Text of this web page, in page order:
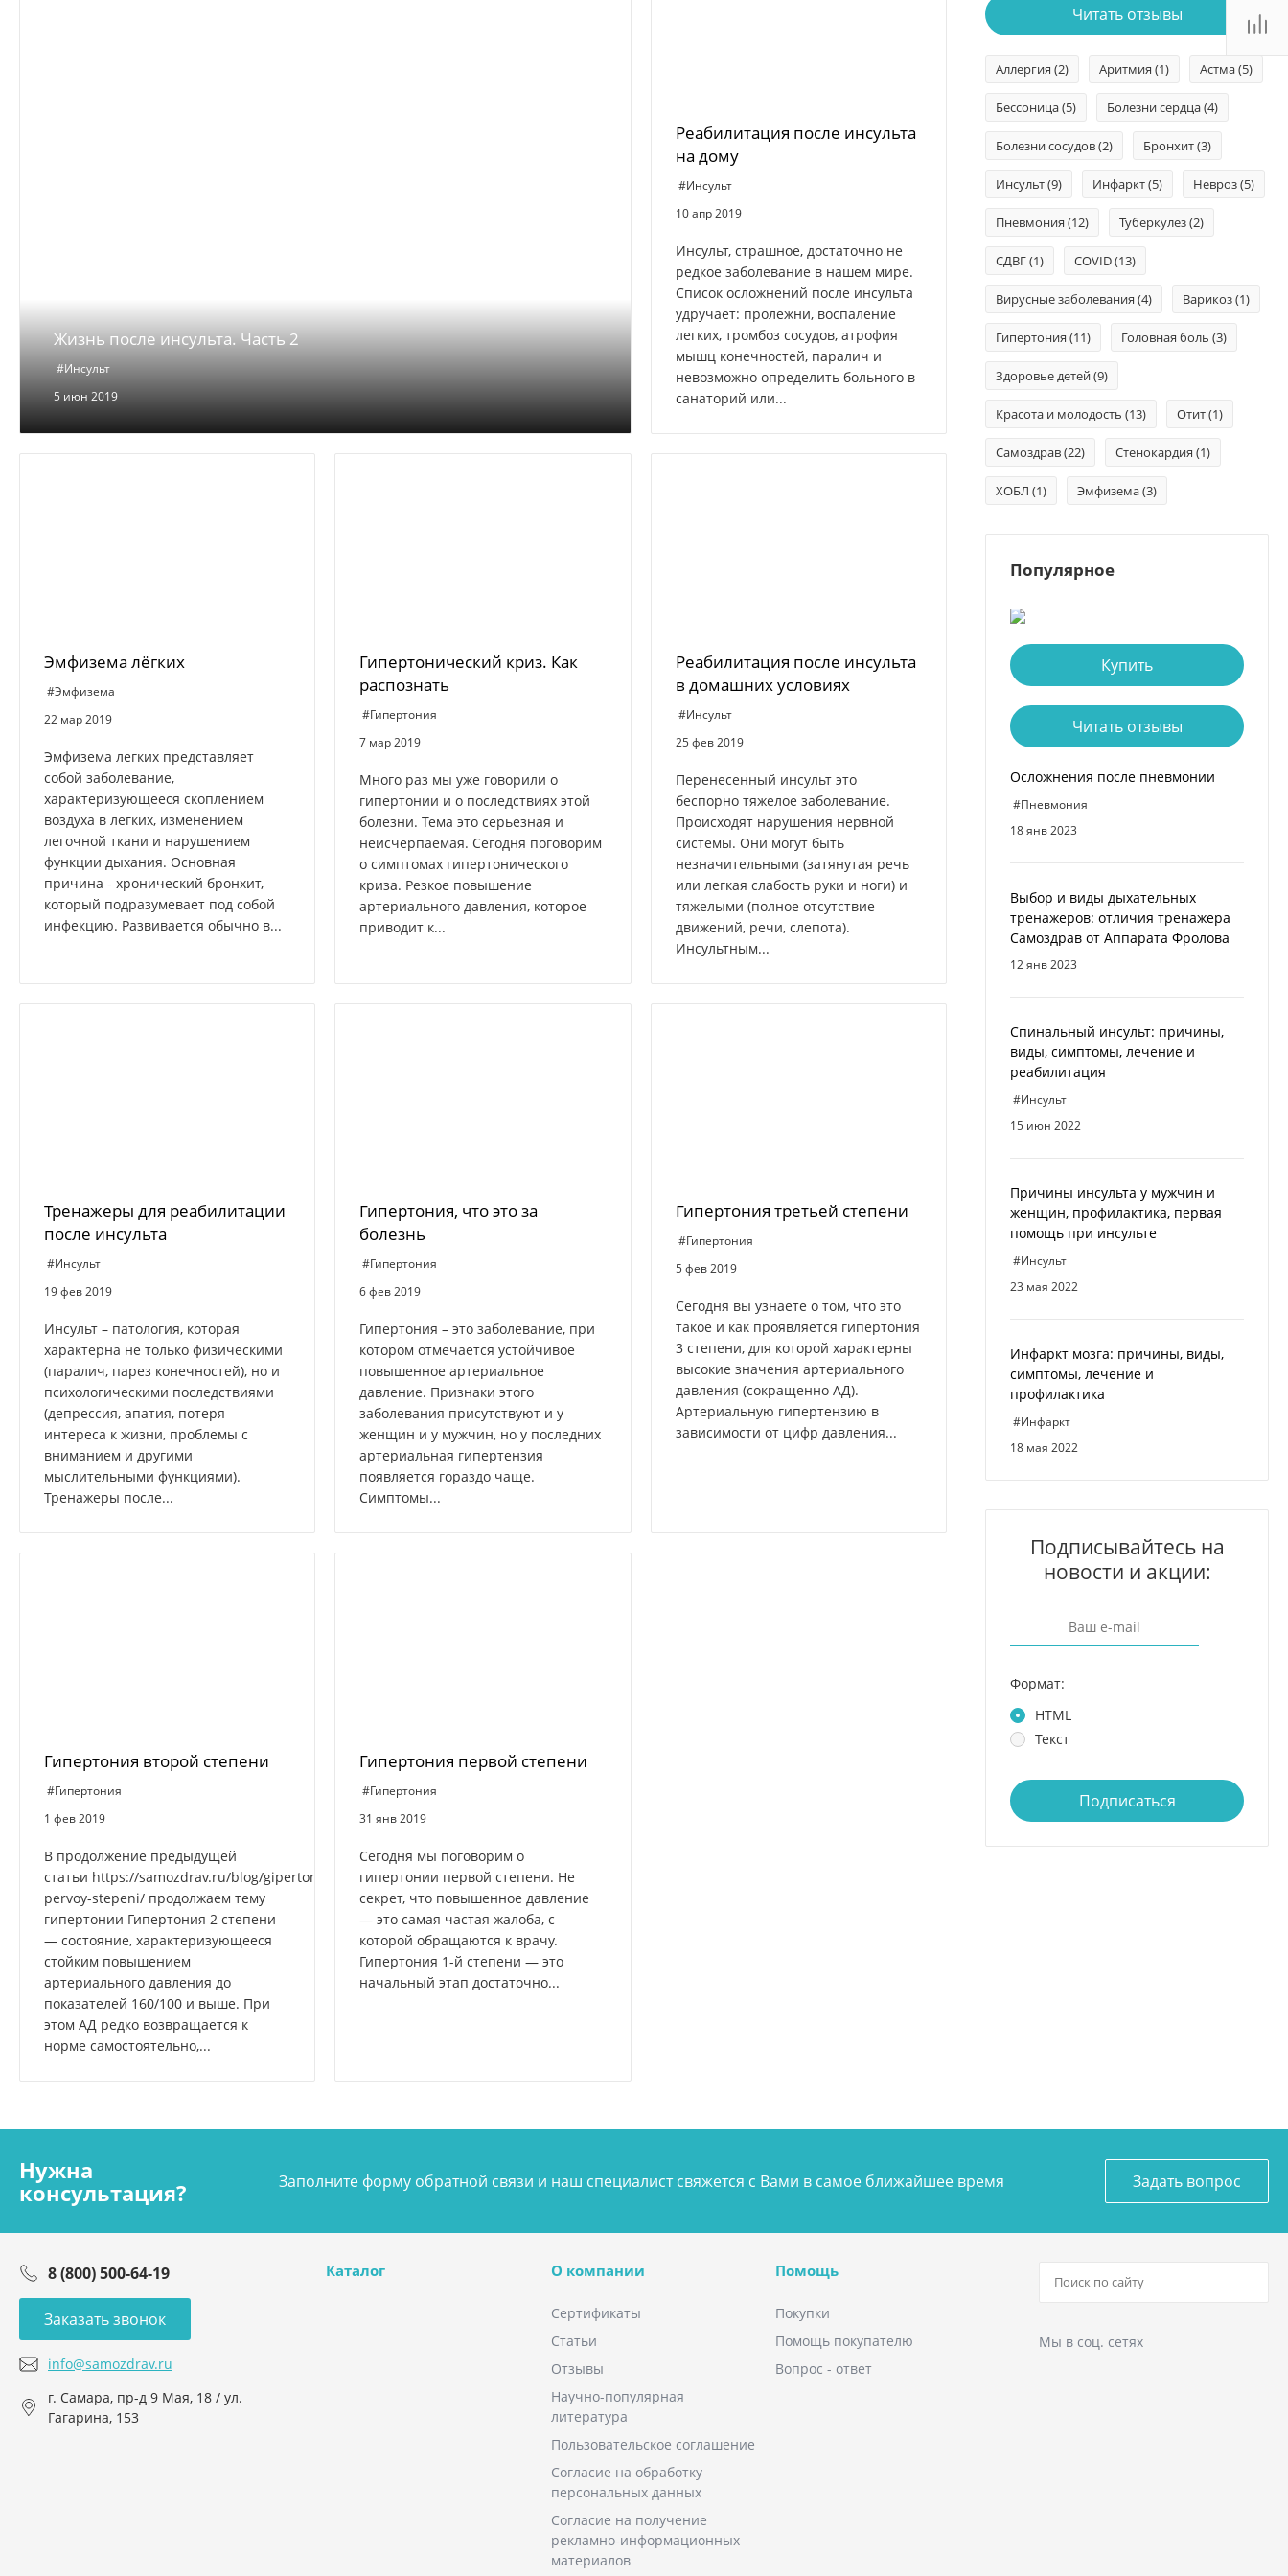
Читать отзывы
Аллергия (2) Аритмия (1) Астма(5)
Бессоница(5) Болезни сердца(4)
Болезни сосудов(2) Бронхит(3)
Инсульт(9) Инфаркт(5) Невроз(5)
Пневмония (12) Туберкулез(2)
СДВГ(1) COVID(13)
Вирусные заболевания (4) Варикоз(1)
Гипертония (11) Головная боль (3)
Здоровье детей(9)
Красота и молодость (13) Отит(1)
Самоздрав(22) Стенокардия (1)
ХОБЛ (1) Эмфизема(3)
Популярное
Купить
Читать отзывы
Осложнения после пневмонии
#Пневмония
18 янв 2023
Выбор и виды дыхательных
тренажеров: отличия тренажера
Cамоздрав от Аппарата Фролова
12 янв 2023
Спинальный инсульт: причины,
виды, симптомы, лечение и
реабилитация
#Инсульт
15 июн 2022
Причины инсульта у мужчин и
женщин, профилактика, первая
помощь при инсульте
#Инсульт
23 мая 2022
Инфаркт мозга: причины, виды,
симптомы, лечение и
профилактика
#Инфаркт
18 мая 2022
Подписывайтесь на
новости и акции:
Формат:
HTML
Текст
Подписаться
Жизнь после инсульта. Часть 2
#Инсульт
5 июн 2019
Реабилитация после инсульта
на дому
#Инсульт
10 апр 2019
Инсульт, страшное, достаточно не
редкое заболевание в нашем мире.
Список осложнений после инсульта
удручает: пролежни, воспаление
легких, тромбоз сосудов, атрофия
мышц конечностей, паралич и
невозможно определить больного в
санаторий или...
Эмфизема лёгких
#Эмфизема
22 мар 2019
Эмфизема легких представляет
собой заболевание,
характеризующееся скоплением
воздуха в лёгких, изменением
легочной ткани и нарушением
функции дыхания. Основная
причина - хронический бронхит,
который подразумевает под собой
инфекцию. Развивается обычно в...
Гипертонический криз. Как
распознать
#Гипертония
7 мар 2019
Много раз мы уже говорили о
гипертонии и о последствиях этой
болезни. Тема это серьезная и
неисчерпаемая. Сегодня поговорим
о симптомах гипертонического
криза. Резкое повышение
артериального давления, которое
приводит к...
Реабилитация после инсульта
в домашних условиях
#Инсульт
25 фев 2019
Перенесенный инсульт это
беспорно тяжелое заболевание.
Происходят нарушения нервной
системы. Они могут быть
незначительными (затянутая речь
или легкая слабость руки и ноги) и
тяжелыми (полное отсутствие
движений, речи, слепота).
Инсультным...
Тренажеры для реабилитации
после инсульта
#Инсульт
19 фев 2019
Инсульт – патология, которая
характерна не только физическими
(паралич, парез конечностей), но и
психологическими последствиями
(депрессия, апатия, потеря
интереса к жизни, проблемы с
вниманием и другими
мыслительными функциями).
Тренажеры после...
Гипертония, что это за
болезнь
#Гипертония
6 фев 2019
Гипертония – это заболевание, при
котором отмечается устойчивое
повышенное артериальное
давление. Признаки этого
заболевания присутствуют и у
женщин и у мужчин, но у последних
артериальная гипертензия
появляется гораздо чаще.
Симптомы...
Гипертония третьей степени
#Гипертония
5 фев 2019
Сегодня вы узнаете о том, что это
такое и как проявляется гипертония
3 степени, для которой характерны
высокие значения артериального
давления (сокращенно АД).
Артериальную гипертензию в
зависимости от цифр давления...
Гипертония второй степени
#Гипертония
1 фев 2019
В продолжение предыдущей
статьи https://samozdrav.ru/blog/gipertoniya-
pervoy-stepeni/ продолжаем тему
гипертонии Гипертония 2 степени
— состояние, характеризующееся
стойким повышением
артериального давления до
показателей 160/100 и выше. При
этом АД редко возвращается к
норме самостоятельно,...
Гипертония первой степени
#Гипертония
31 янв 2019
Сегодня мы поговорим о
гипертонии первой степени. Не
секрет, что повышенное давление
— это самая частая жалоба, с
которой обращаются к врачу.
Гипертония 1-й степени — это
начальный этап достаточно...
Нужна
консультация?
Заполните форму обратной связи и наш специалист свяжется с Вами в самое ближайшее время Задать вопрос
8 (800) 500-64-19
Заказать звонок
info@samozdrav.ru
г. Самара, пр-д 9 Мая, 18 / ул.
Гагарина, 153
Каталог О компании
Сертификаты
Статьи
Отзывы
Научно-популярная
литература
Пользовательское соглашение
Согласие на обработку
персональных данных
Согласие на получение
рекламно-информационных
материалов
Помощь
Покупки
Помощь покупателю
Вопрос - ответ
Мы в соц. сетях